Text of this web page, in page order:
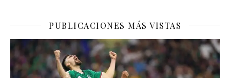
PUBLICACIONES MÁS VISTAS